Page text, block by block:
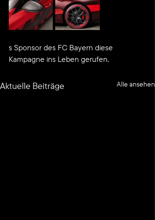
s Sponsor des FC Bayern diese
Kampagne ins Leben gerufen.
Aktuelle Beiträge Alle ansehen